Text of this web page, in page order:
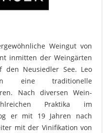
Weingut von
inmitten der Weingärten
den Neusiedler See. Leo
eine traditionelle
Nach diversen Wein­
Praktika im
er mit 19 Jahren nach
mit der Vinifikation von